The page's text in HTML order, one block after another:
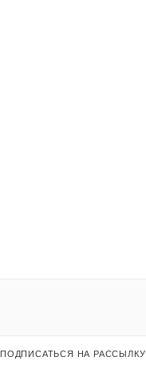
ПОДПИСАТЬСЯ НА РАССЫЛКУ